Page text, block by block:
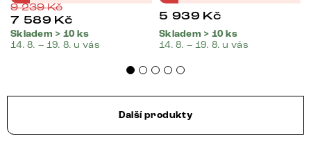
9 239Kč
7 589 Kč
Skladem > 10 ks
14. 8. – 19. 8. u vás
5 939 Kč
Skladem > 10 ks
14. 8. – 19. 8. u vás
Další produkty